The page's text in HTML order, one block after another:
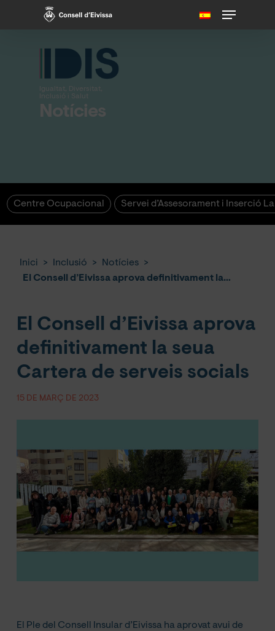
Menu
Igualtat, Diversitat,
Inclusió i Salut
Notícies
Centre Ocupacional Servei d’Assesorament i Inserció
Inici > Inclusió > Notícies >
El Consell d’Eivissa aprova definitivament la seua Cartera de serveis socials
El Consell d’Eivissa aprova
definitivament la seua
Cartera de serveis socials
15 DE MARÇ DE 2023
El Ple del Consell Insular d’Eivissa ha aprovat avui de